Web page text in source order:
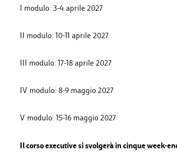
I modulo: 3-4 aprile 2027
II modulo: 10-11 aprile 2027
III modulo: 17-18 aprile 2027
IV modulo: 8-9 maggio 2027
V modulo: 15-16 maggio 2027
Il corso executive si svolgerà in cinque week-